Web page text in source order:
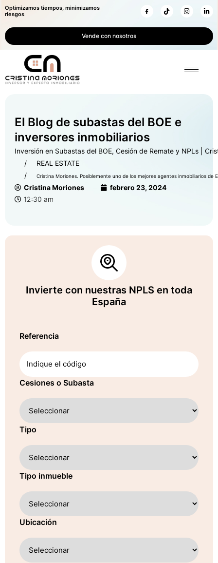
Optimizamos tiempos, minimizamos
riesgos
Vende con nosotros
El Blog de subastas del BOE e
inversores inmobiliarios
Inversión en Subastas del BOE, Cesión de Remate y NPLs |
REAL ESTATE
Cristina Moriones. Posiblemente uno de los mejores agentes inmobiliarios de
Cristina Moriones
febrero 23, 2024
12:30 am
Invierte con nuestras NPLS en toda
España
Referencia
Cesiones o Subasta
Tipo
Tipo inmueble
Ubicación